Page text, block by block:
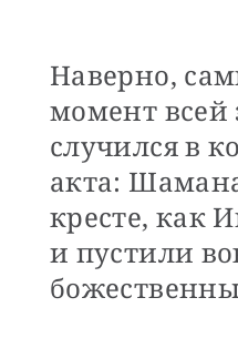
Наверно,
момент всей
случился в
акта:
кресте, как
и пустили